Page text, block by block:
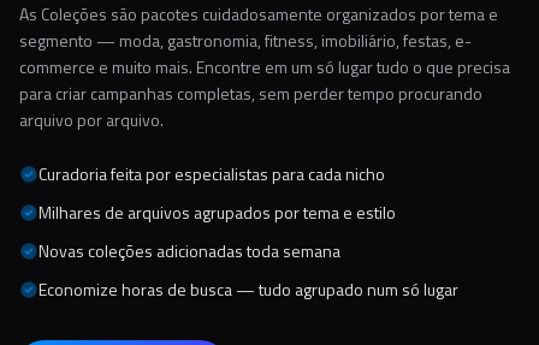
As Coleções são pacotes cuidadosamente organizados por tema e
segmento — moda, gastronomia, fitness, imobiliário, festas, e-
commerce e muito mais. Encontre em um só lugar tudo o que precisa
para criar campanhas completas, sem perder tempo procurando
arquivo por arquivo.
Curadoria feita por especialistas para cada nicho
Milhares de arquivos agrupados por tema e estilo
Novas coleções adicionadas toda semana
Economize horas de busca — tudo agrupado num só lugar